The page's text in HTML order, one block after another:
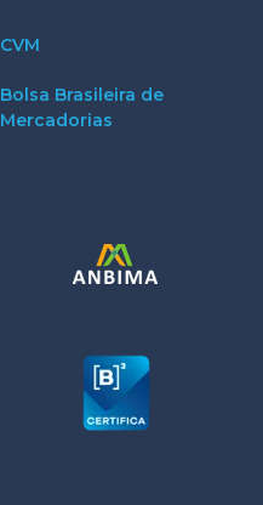
CVM
Bolsa Brasileira de
Mercadorias